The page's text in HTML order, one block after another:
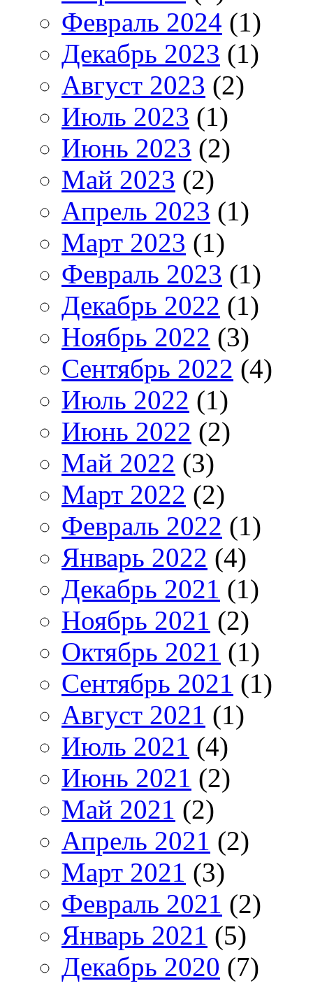
Февраль 2024 (1)
Декабрь 2023 (1)
Август 2023 (2)
Июль 2023 (1)
Июнь 2023 (2)
Май 2023 (2)
Апрель 2023 (1)
Март 2023 (1)
Февраль 2023 (1)
Декабрь 2022 (1)
Ноябрь 2022 (3)
Сентябрь 2022 (4)
Июль 2022 (1)
Июнь 2022 (2)
Май 2022 (3)
Март 2022 (2)
Февраль 2022 (1)
Январь 2022 (4)
Декабрь 2021 (1)
Ноябрь 2021 (2)
Октябрь 2021 (1)
Сентябрь 2021 (1)
Август 2021 (1)
Июль 2021 (4)
Июнь 2021 (2)
Май 2021 (2)
Апрель 2021 (2)
Март 2021 (3)
Февраль 2021 (2)
Январь 2021 (5)
Декабрь 2020 (7)